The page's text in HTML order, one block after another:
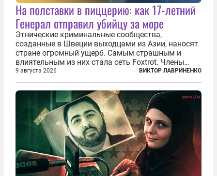
На полставки в пиццерию: как 17-летний
Генерал отправил убийцу за море
Этнические криминальные сообщества,
созданные в Швеции выходцами из Азии, наносят
стране огромный ущерб. Самым страшным и
влиятельным из них стала сеть Foxtrot. Члены
этой сети не только убивают и грабят шведов,
подсаживают их на наркотики, но и совершают
нечто еще даже более страшное — массово...
9 августа 2026 ВИКТОР ЛАВРИНЕНКО